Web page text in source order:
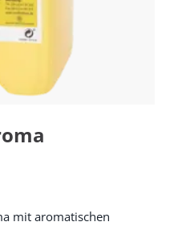
mit aromatischen